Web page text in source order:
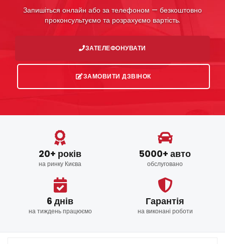
НАВЧАННЯ
Запишіться онлайн або за телефоном — безкоштовно
проконсультуємо та розрахуємо вартість.
ЗАТЕЛЕФОНУВАТИ
ЗАМОВИТИ ДЗВІНОК
20+ років
на ринку Києва
5000+ авто
обслуговано
6 днів
на тиждень працюємо
Гарантія
на виконані роботи